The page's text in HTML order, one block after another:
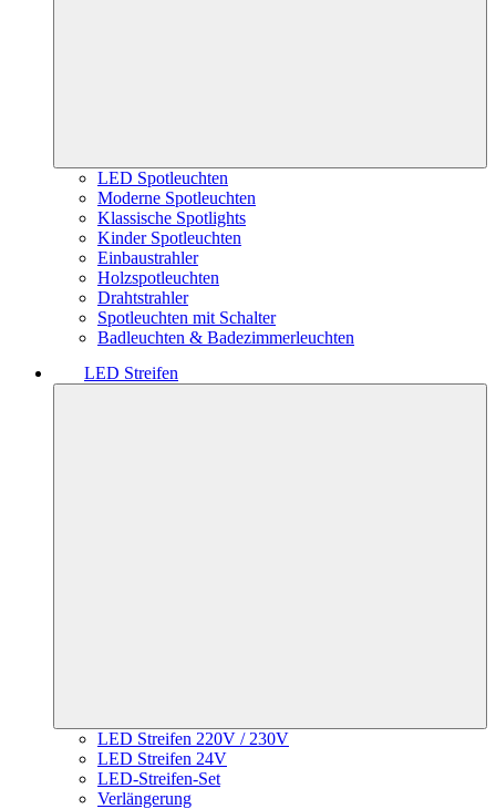
LED Spotleuchten
Moderne Spotleuchten
Klassische Spotlights
Kinder Spotleuchten
Einbaustrahler
Holzspotleuchten
Drahtstrahler
Spotleuchten mit Schalter
Badleuchten & Badezimmerleuchten
LED Streifen
LED Streifen 220V / 230V
LED Streifen 24V
LED-Streifen-Set
Verlängerung